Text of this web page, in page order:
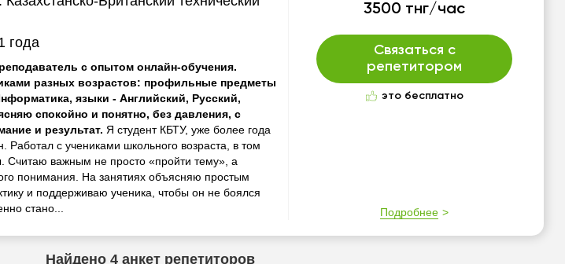
года
с опытом онлайн-обучения.
разных возрастов: профильные предметы
языки - Английский, Русский,
спокойно и понятно, без давления, с
и результат. Я студент КБТУ, уже более года
Работал с учениками школьного возраста, в том
Считаю важным не просто «пройти тему», а
понимания. На занятиях объясняю простым
и поддерживаю ученика, чтобы он не боялся
стано...
3500 тнг/час
Связаться с
репетитором
это бесплатно
Подробнее
Найдено 4 анкет репетиторов